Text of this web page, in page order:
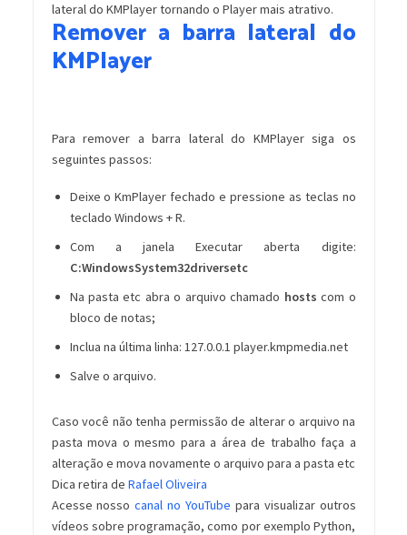
lateral do KMPlayer tornando o Player mais atrativo.
Remover a barra lateral do
KMPlayer
Para remover a barra lateral do KMPlayer siga os
seguintes passos:
Deixe o KmPlayer fechado e pressione as teclas no
teclado Windows + R.
Com a janela Executar aberta digite:
C:WindowsSystem32driversetc
Na pasta etc abra o arquivo chamado hosts com o
bloco de notas;
Inclua na última linha: 127.0.0.1 player.kmpmedia.net
Salve o arquivo.
Caso você não tenha permissão de alterar o arquivo na
pasta mova o mesmo para a área de trabalho faça a
alteração e mova novamente o arquivo para a pasta etc
Dica retira de Rafael Oliveira
Acesse nossocanal no YouTube para visualizar outros
vídeos sobre programação, como por exemplo Python,